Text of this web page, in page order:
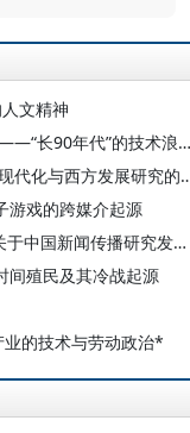
文精神
王洪喆：《黑神话：悟空》为什么会出现？——“长90年代”的技术浪漫主义与“80后”的多重时间
王洪喆 孔煜也：“潮汐车道”：冷
游戏的跨媒介起源
王维佳 张慧瑜 王洪喆：以媒介作为方法：关于中国新闻传播研究发展路径的对话
间殖民及其冷战起源
业的技术与劳动政治*